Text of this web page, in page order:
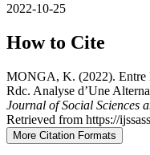
2022-10-25
How to Cite
MONGA, K. (2022). Entre
Rdc. Analyse d’Une
Journal of Social Sciences
Retrieved from https://
More Citation Formats